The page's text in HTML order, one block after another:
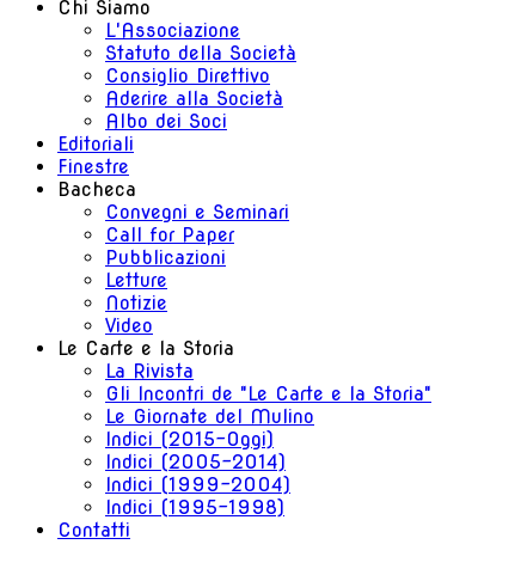
Chi Siamo
L'Associazione
Statuto della Società
Consiglio Direttivo
Aderire alla Società
Albo dei Soci
Editoriali
Finestre
Bacheca
Convegni e Seminari
Call for Paper
Pubblicazioni
Letture
Notizie
Video
Le Carte e la Storia
La Rivista
Gli Incontri de "Le Carte e la Storia"
Le Giornate del Mulino
Indici (2015-Oggi)
Indici (2005-2014)
Indici (1999-2004)
Indici (1995-1998)
Contatti